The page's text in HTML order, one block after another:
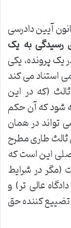
ثالث طاری، بر اساس ماده ۴۱۹ قانون آیین دادرسی
رسیدگی به یک
پرونده، یکی
استناد می کند
(که در این
شود که آن حکم
تواند در همان
طاری مطرح
این است که
(مگر در شرایط
عالی تر) و
کننده حق